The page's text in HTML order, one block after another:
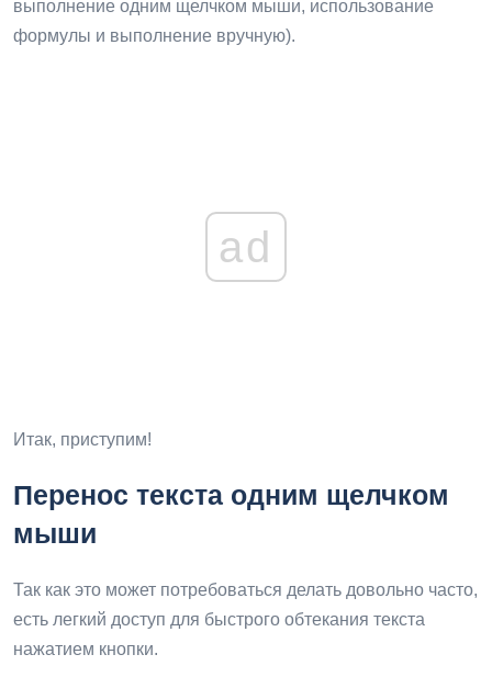
выполнение одним щелчком мыши, использование
формулы и выполнение вручную).
ad
Итак, приступим!
Перенос текста одним щелчком
мыши
Так как это может потребоваться делать довольно часто,
есть легкий доступ для быстрого обтекания текста
нажатием кнопки.